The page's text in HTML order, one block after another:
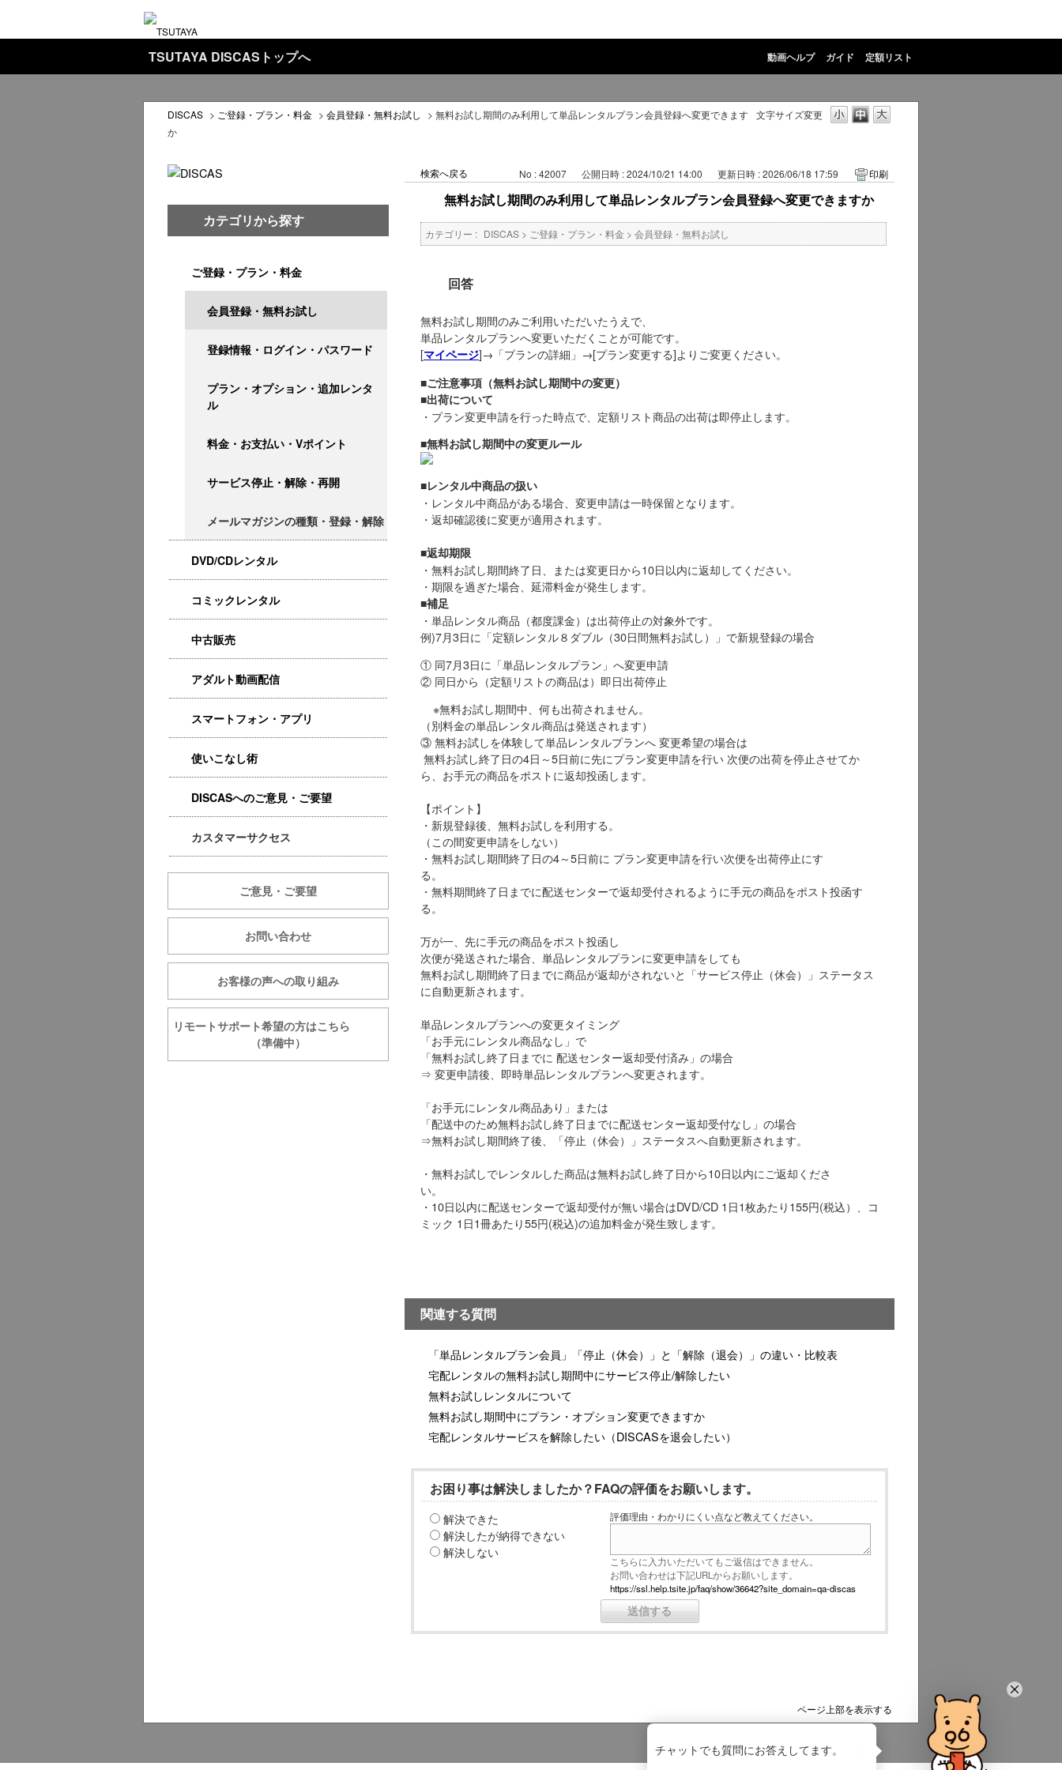
TSUTAYA DISCASトップへ 動画ヘルプ ガイド 定額リスト
文字サイズ変更
DISCAS > ご登録・プラン・料金 > 会員登録・無料お試し > 無料お試し期間のみ利用して単品レンタルプラン会員登録へ変更できます
か
カテゴリから探す
ご登録・プラン・料金
会員登録・無料お試し
登録情報・ログイン・パスワード
プラン・オプション・追加レンタ
ル
料金・お支払い・Vポイント
サービス停止・解除・再開
メールマガジンの種類・登録・解除
DVD/CDレンタル
コミックレンタル
中古販売
アダルト動画配信
スマートフォン・アプリ
使いこなし術
DISCASへのご意見・ご要望
カスタマーサクセス
ご意見・ご要望
お問い合わせ
お客様の声への取り組み
リモートサポート希望の方はこちら
（準備中）
検索へ戻る No : 42007 公開日時 : 2024/10/21 14:00 更新日時 : 2026/06/18 17:59 印刷
無料お試し期間のみ利用して単品レンタルプラン会員登録へ変更できますか
カテゴリー : DISCAS > ご登録・プラン・料金 > 会員登録・無料お試し
回答
無料お試し期間のみご利用いただいたうえで、
単品レンタルプランへ変更いただくことが可能です。
[マイページ]→「プランの詳細」→[プラン変更する]よりご変更ください。
■ご注意事項（無料お試し期間中の変更）
■出荷について
・プラン変更申請を行った時点で、定額リスト商品の出荷は即停止します。
■無料お試し期間中の変更ルール
■レンタル中商品の扱い
・レンタル中商品がある場合、変更申請は一時保留となります。
・返却確認後に変更が適用されます。
■返却期限
・無料お試し期間終了日、または変更日から10日以内に返却してください。
・期限を過ぎた場合、延滞料金が発生します。
■補足
・単品レンタル商品（都度課金）は出荷停止の対象外です。
例)7月3日に「定額レンタル８ダブル（30日間無料お試し）」で新規登録の場合
① 同7月3日に「単品レンタルプラン」へ変更申請
② 同日から（定額リストの商品は）即日出荷停止
※無料お試し期間中、何も出荷されません。
（別料金の単品レンタル商品は発送されます）
③ 無料お試しを体験して単品レンタルプランへ 変更希望の場合は
無料お試し終了日の4日～5日前に先にプラン変更申請を行い 次便の出荷を停止させてか
ら、お手元の商品をポストに返却投函します。
【ポイント】
・新規登録後、無料お試しを利用する。
（この間変更申請をしない）
・無料お試し期間終了日の4～5日前に プラン変更申請を行い次便を出荷停止にす
る。
・無料期間終了日までに配送センターで返却受付されるように手元の商品をポスト投函す
る。
万が一、先に手元の商品をポスト投函し
次便が発送された場合、単品レンタルプランに変更申請をしても
無料お試し期間終了日までに商品が返却がされないと「サービス停止（休会）」ステータス
に自動更新されます。
単品レンタルプランへの変更タイミング
「お手元にレンタル商品なし」で
「無料お試し終了日までに 配送センター返却受付済み」の場合
⇒ 変更申請後、即時単品レンタルプランへ変更されます。
「お手元にレンタル商品あり」または
「配送中のため無料お試し終了日までに配送センター返却受付なし」の場合
⇒無料お試し期間終了後、「停止（休会）」ステータスへ自動更新されます。
・無料お試しでレンタルした商品は無料お試し終了日から10日以内にご返却くださ
い。
・10日以内に配送センターで返却受付が無い場合はDVD/CD 1日1枚あたり155円(税込）、コ
ミック 1日1冊あたり55円(税込)の追加料金が発生致します。
関連する質問
「単品レンタルプラン会員」「停止（休会）」と「解除（退会）」の違い・比較表
宅配レンタルの無料お試し期間中にサービス停止/解除したい
無料お試しレンタルについて
無料お試し期間中にプラン・オプション変更できますか
宅配レンタルサービスを解除したい（DISCASを退会したい）
お困り事は解決しましたか？FAQの評価をお願いします。
解決できた
解決したが納得できない
解決しない
評価理由・わかりにくい点など教えてください。
こちらに入力いただいてもご返信はできません。
お問い合わせは下記URLからお願いします。
https://ssl.help.tsite.jp/faq/show/36642?site_domain=qa-discas
ページ上部を表示する
チャットでも質問にお答えしてます。